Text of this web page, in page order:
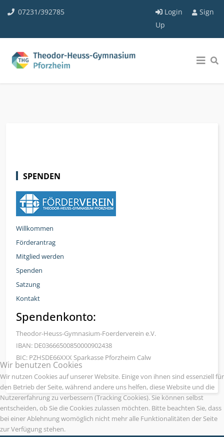
07231/392785 Login
Sign
Up
SPENDEN
Willkommen
Förderantrag
Mitglied werden
Spenden
Satzung
Kontakt
Spendenkonto:
Theodor-Heuss-Gymnasium-Foerderverein e.V.
IBAN: DE03666500850000902438
BIC: PZHSDE66XXX Sparkasse Pforzheim Calw
Wir benutzen Cookies
Wir nutzen Cookies auf unserer Website. Einige von ihnen sind essenziell für
den Betrieb der Seite, während andere uns helfen, diese Website und die
Nutzererfahrung zu verbessern (Tracking Cookies). Sie können selbst
entscheiden, ob Sie die Cookies zulassen möchten. Bitte beachten Sie, dass
bei einer Ablehnung womöglich nicht mehr alle Funktionalitäten der Seite
zur Verfügung stehen.